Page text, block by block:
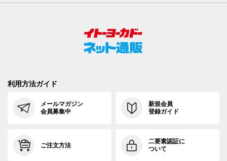
利用方法ガイド
メールマガジン
会員募集中
新規会員
登録ガイド
ご注文方法
二要素認証に
ついて